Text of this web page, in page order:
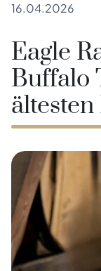
16.04.2026
Eagle
Buffalo